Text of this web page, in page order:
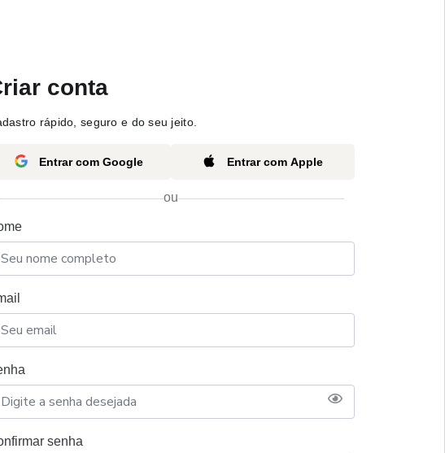
conta
rápido, seguro e do seu jeito.
Entrar com Google Entrar com Apple
ou
senha